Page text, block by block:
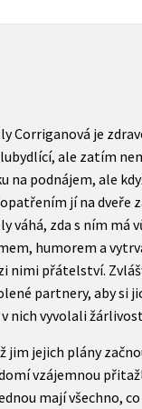
Corriganová je
ale zatím
na podnájem, ale
jí na dveře
váhá, zda s ním má
humorem a
nimi přátelství.
partnery, aby si
nich vyvolali
jim jejich plány
vzájemnou
mají všechno,